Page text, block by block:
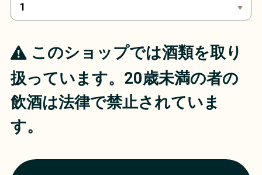
このショップでは酒類を取り
扱っています。20歳未満の者の
飲酒は法律で禁止されていま
す。